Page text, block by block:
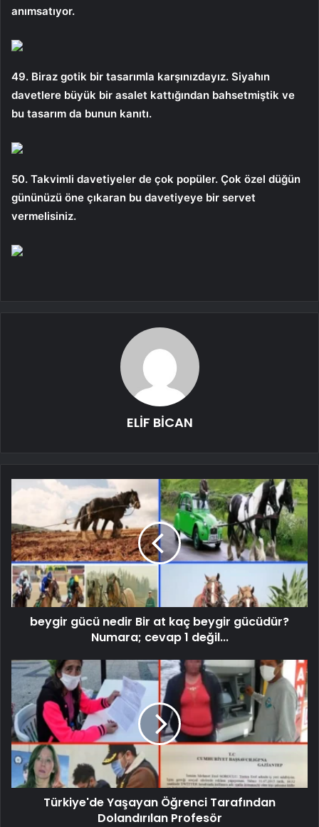
anımsatıyor.
49. Biraz gotik bir tasarımla karşınızdayız. Siyahın
davetlere büyük bir asalet kattığından bahsetmiştik ve
bu tasarım da bunun kanıtı.
50. Takvimli davetiyeler de çok popüler. Çok özel düğün
gününüzü öne çıkaran bu davetiyeye bir servet
vermelisiniz.
ELİF BİCAN
beygir gücü nedir Bir at kaç beygir gücüdür?
Numara; cevap 1 değil...
Türkiye'de Yaşayan Öğrenci Tarafından
Dolandırılan Profesör